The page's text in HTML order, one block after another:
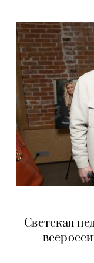
Светская